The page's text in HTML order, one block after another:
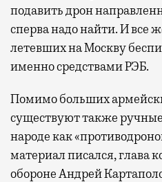
подавить дрон
сперва надо найти. И все
летевших на Москву
именно средствами РЭБ.
Помимо больших
существуют также
народе как
материал писался, глава
обороне Андрей